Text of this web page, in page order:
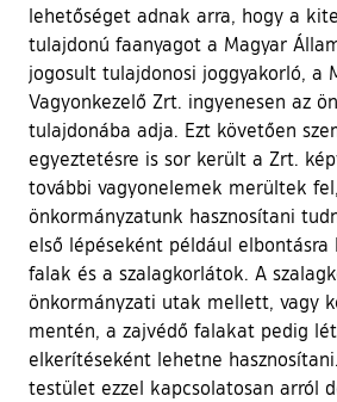
lehetőséget adnak arra, hogy a
tulajdonú faanyagot a Magyar
jogosult tulajdonosi joggyakorló, a
Vagyonkezelő Zrt. ingyenesen az
tulajdonába adja. Ezt követően
egyeztetésre is sor került a Zrt.
további vagyonelemek merültek
önkormányzatunk hasznosítani
első lépéseként például elbontásra
falak és a szalagkorlátok. A
önkormányzati utak mellett, vagy
mentén, a zajvédő falakat pedig
elkerítéseként lehetne
testület ezzel kapcsolatosan arról